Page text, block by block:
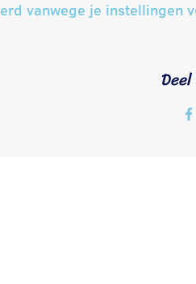
vanwege je instellingen